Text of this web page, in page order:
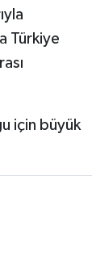
Türkiye
için büyük